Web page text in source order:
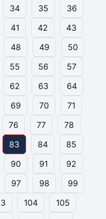
34 35
36
41 42
43
48 49
50
55 56
57
62 63
64
69 70
71
76 77
78
83 84
85
90 91
92
97 98
99
104
105